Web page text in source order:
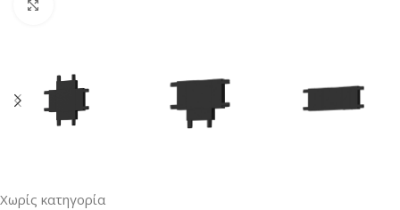
Χωρίς κατηγορία